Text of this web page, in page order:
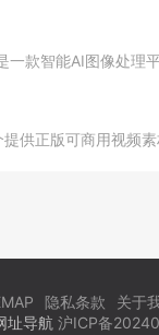
隐私条款
关于
址导航 沪ICP备